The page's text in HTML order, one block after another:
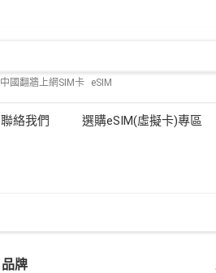
中國翻牆上網SIM卡 eSIM
聯絡我們 選購eSIM(虛擬卡)專區
品牌